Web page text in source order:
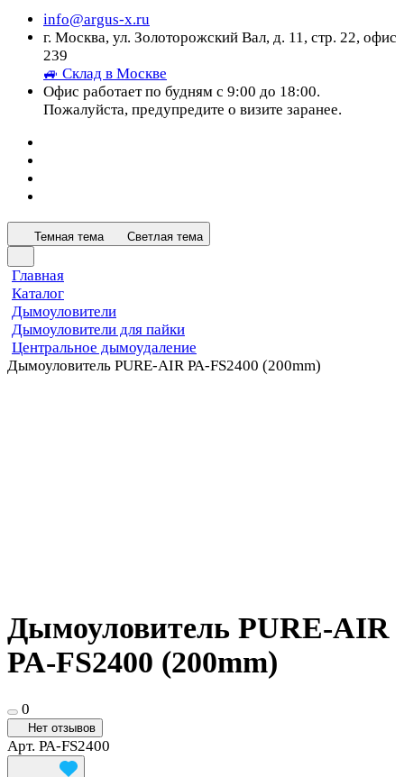
info@argus-x.ru
г. Москва, ул. Золоторожский Вал, д. 11, стр. 22, офис
239
🚙 Склад в Москве
Офис работает по будням с 9:00 до 18:00.
Пожалуйста, предупредите о визите заранее.
Темная тема Светлая тема
Главная
Каталог
Дымоуловители
Дымоуловители для пайки
Центральное дымоудаление
Дымоуловитель PURE-AIR PA-FS2400 (200mm)
Дымоуловитель PURE-AIR
PA-FS2400 (200mm)
0
Нет отзывов
Арт. PA-FS2400